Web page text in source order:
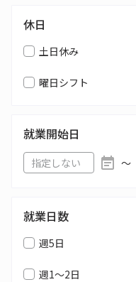
休日
土日休み
曜日シフト
就業開始日
〜
就業日数
週5日
週1～2日